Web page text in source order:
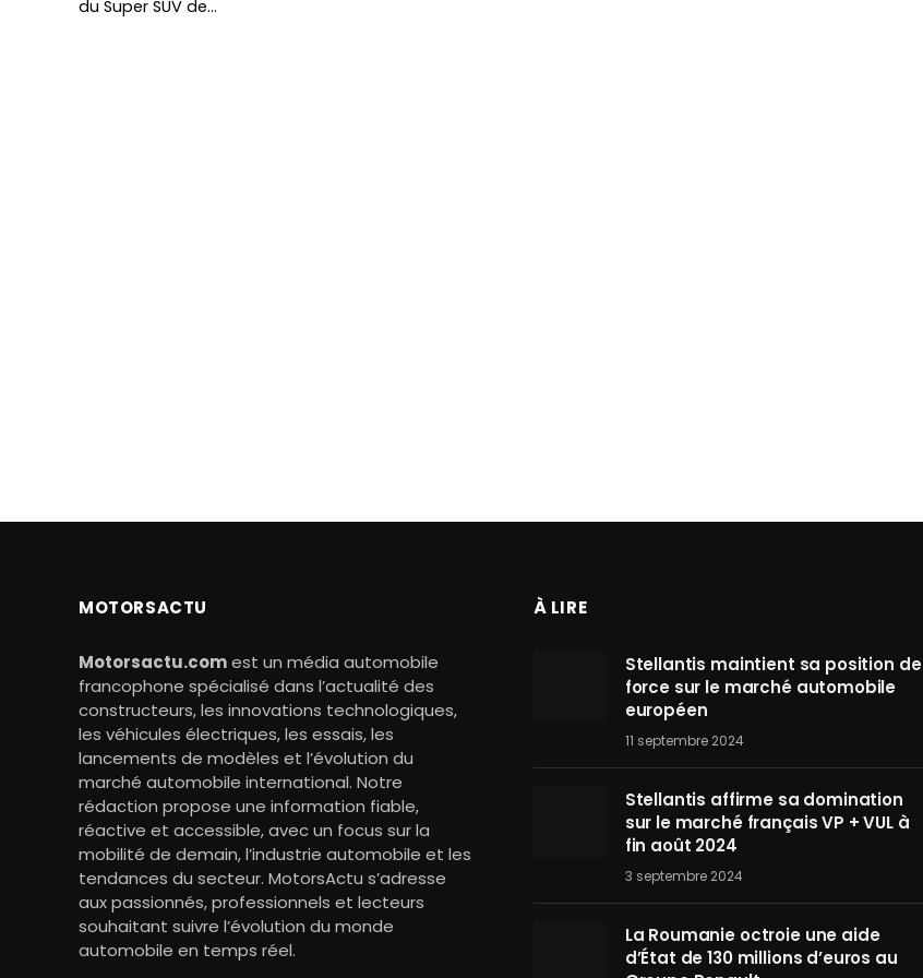
du Super SUV de…
MOTORSACTU
Motorsactu.comest un média automobile
francophone spécialisé dans l’actualité des
constructeurs, les innovations technologiques,
les véhicules électriques, les essais, les
lancements de modèles et l’évolution du
marché automobile international. Notre
rédaction propose une information fiable,
réactive et accessible, avec un focus sur la
mobilité de demain, l’industrie automobile et les
tendances du secteur. MotorsActu s’adresse
aux passionnés, professionnels et lecteurs
souhaitant suivre l’évolution du monde
automobile en temps réel.
À LIRE
Stellantis maintient sa position de
force sur le marché automobile
européen
11 septembre 2024
Stellantis affirme sa domination
sur le marché français VP + VUL à
fin août 2024
3 septembre 2024
La Roumanie octroie une aide
d’État de 130 millions d’euros au